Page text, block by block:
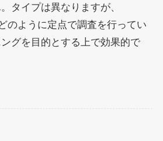
タイプは異なりますが、
のように定点で調査を行ってい
グを目的とする上で効果的で